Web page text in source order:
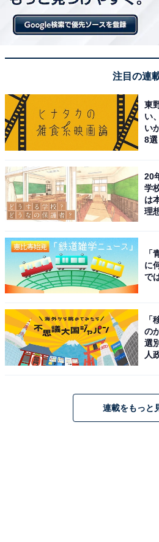
豊かな自然に囲まれた素晴ら
アクセス・料金情報は？ 泊
アクセス
所在地：三重県三重郡菰野町菰
アクセス：車の場合は、東名阪
注目の連
東
い
い
8選
20
学
は
理
に
で
「
の
選
人
連載をもっと